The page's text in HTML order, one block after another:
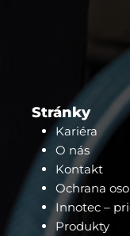
Stránky
Kariéra
O nás
Kontakt
Ochrana
Innotec –
Produkty